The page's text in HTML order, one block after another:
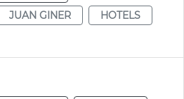
JUAN GINER
HOTELS